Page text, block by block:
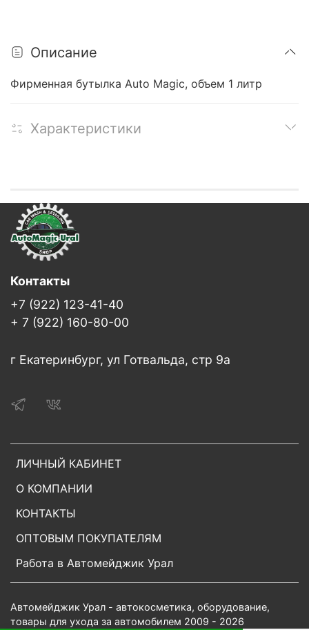
Описание
Фирменная бутылка Auto Magic, объем 1 литр
Характеристики
ЛИЧНЫЙ КАБИНЕТ
О КОМПАНИИ
КОНТАКТЫ
ОПТОВЫМ ПОКУПАТЕЛЯМ
Работа в Автомейджик Урал
Контакты
+7 (922) 123-41-40
+ 7 (922) 160-80-00
г Екатеринбург, ул Готвальда, стр 9а
Автомейджик Урал - автокосметика, оборудование,
товары для ухода за автомобилем 2009 - 2026